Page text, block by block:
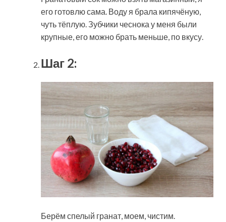
его готовлю сама. Воду я брала кипячёную,
чуть тёплую. Зубчики чеснока у меня были
крупные, его можно брать меньше, по вкусу.
Шаг 2:
Берём спелый гранат, моем, чистим.